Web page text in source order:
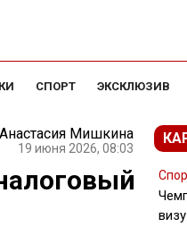
СПОРТ ЭКСКЛЮЗИВ
Мишкина
19 июня 2026, 08:03